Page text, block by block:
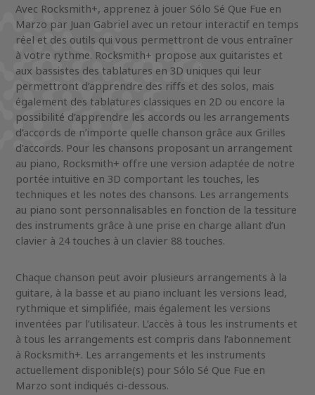
Avec Rocksmith+, apprenez à jouer Sólo Sé Que Fue en
Marzo par Juan Gabriel avec un retour interactif en temps
réel et des outils qui vous permettront de vous entraîner
à votre rythme. Rocksmith+ propose aux guitaristes et
aux bassistes des tablatures en 3D uniques qui leur
permettront d’apprendre des riffs et des solos, mais
également des tablatures classiques en 2D ou encore la
possibilité d’apprendre les accords ou les arrangements
d’accords de n’importe quelle chanson grâce aux Grilles
d’accords. Pour les chansons proposant un arrangement
au piano, Rocksmith+ offre une version adaptée de notre
portée intuitive en 3D comportant les touches, les
techniques et les notes des chansons. Les arrangements
au piano sont personnalisables en fonction de la tessiture
des instruments grâce à une prise en charge allant d’un
clavier à 24 touches à un clavier 88 touches.
Chaque chanson peut avoir plusieurs arrangements à la
guitare, à la basse et au piano incluant les versions lead,
rythmique et simplifiée, mais également les versions
inventées par l’utilisateur. L’accès à tous les instruments et
à tous les arrangements est compris dans l’abonnement
à Rocksmith+. Les arrangements et les instruments
actuellement disponible(s) pour Sólo Sé Que Fue en
Marzo sont indiqués ci-dessous.